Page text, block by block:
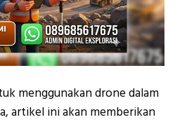
menggunakan drone dalam
artikel ini akan memberikan